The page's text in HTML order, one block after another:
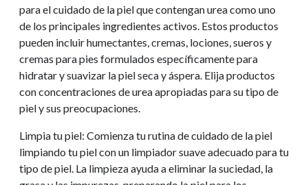
para el cuidado de la piel que contengan urea como uno
de los principales ingredientes activos. Estos productos
pueden incluir humectantes, cremas, lociones, sueros y
cremas para pies formulados específicamente para
hidratar y suavizar la piel seca y áspera. Elija productos
con concentraciones de urea apropiadas para su tipo de
piel y sus preocupaciones.
Limpia tu piel: Comienza tu rutina de cuidado de la piel
limpiando tu piel con un limpiador suave adecuado para tu
tipo de piel. La limpieza ayuda a eliminar la suciedad, la